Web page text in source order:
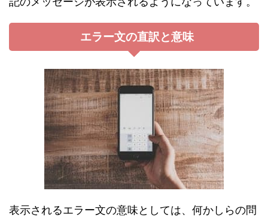
エラー文の直訳と意味
表示されるエラー文の意味としては、何かしらの問